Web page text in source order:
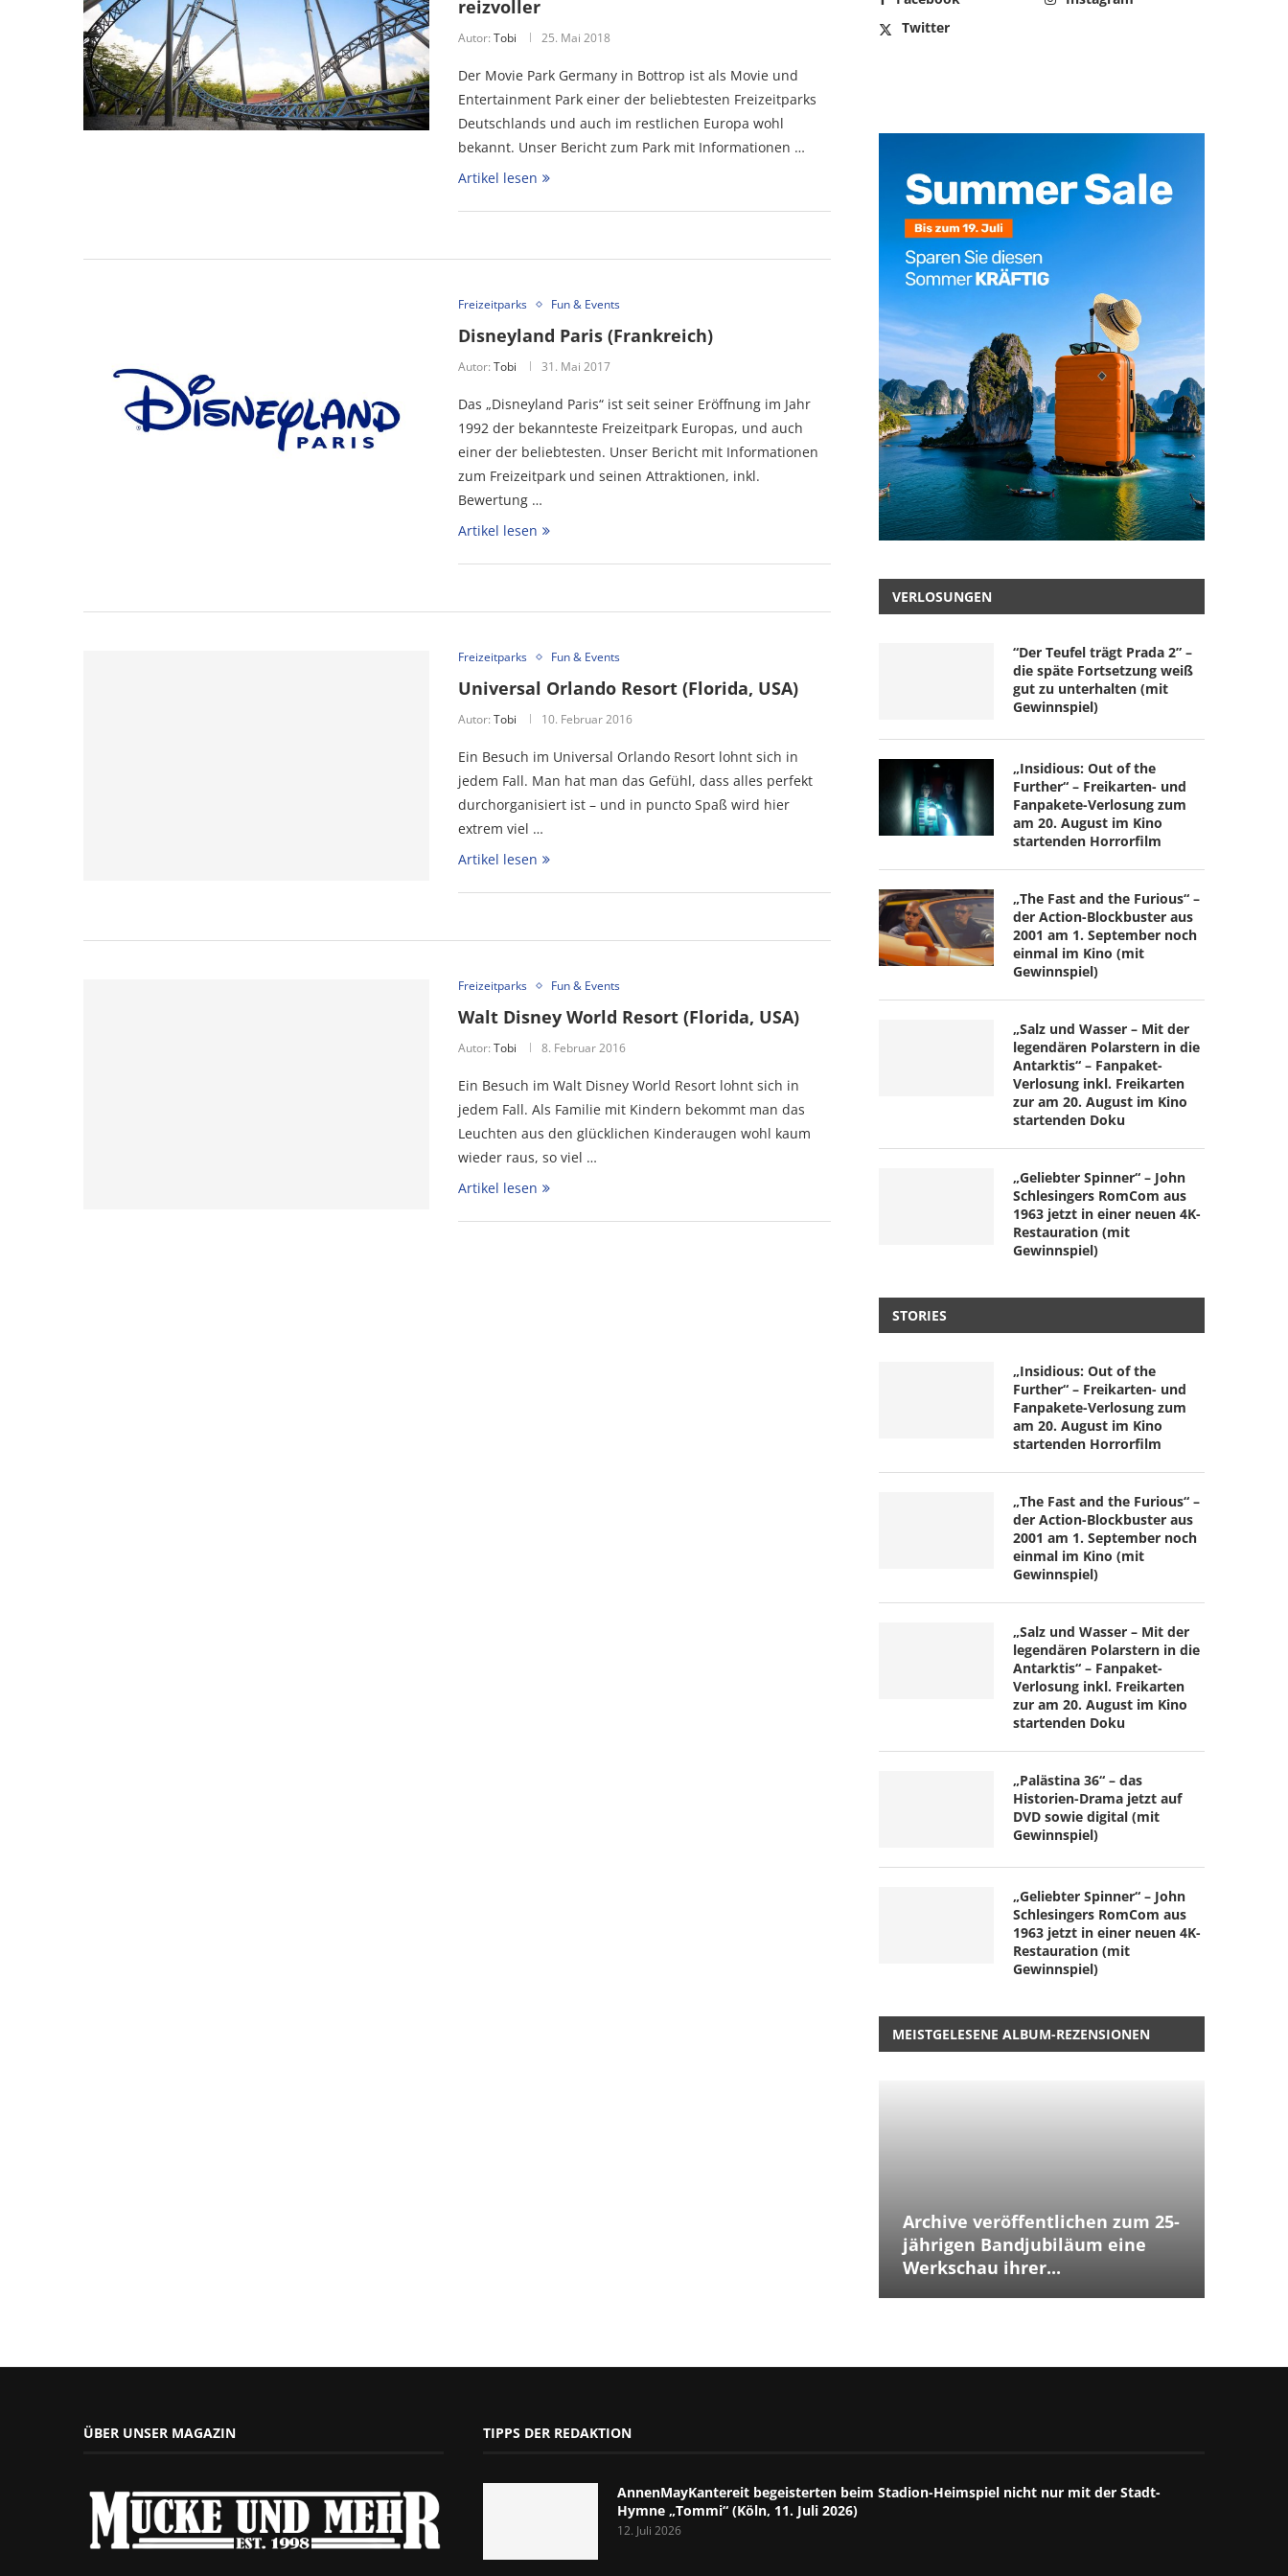
reizvoller
Autor: Tobi 25. Mai 2018
Der Movie Park Germany in Bottrop ist als Movie und
Entertainment Park einer der beliebtesten Freizeitparks
Deutschlands und auch im restlichen Europa wohl
bekannt. Unser Bericht zum Park mit Informationen …
Artikel lesen
Freizeitparks Fun & Events
Disneyland Paris (Frankreich)
Autor: Tobi 31. Mai 2017
Das „Disneyland Paris“ ist seit seiner Eröffnung im Jahr
1992 der bekannteste Freizeitpark Europas, und auch
einer der beliebtesten. Unser Bericht mit Informationen
zum Freizeitpark und seinen Attraktionen, inkl.
Bewertung …
Artikel lesen
Freizeitparks Fun & Events
Universal Orlando Resort (Florida, USA)
Autor: Tobi 10. Februar 2016
Ein Besuch im Universal Orlando Resort lohnt sich in
jedem Fall. Man hat man das Gefühl, dass alles perfekt
durchorganisiert ist – und in puncto Spaß wird hier
extrem viel …
Artikel lesen
Freizeitparks Fun & Events
Walt Disney World Resort (Florida, USA)
Autor: Tobi 8. Februar 2016
Ein Besuch im Walt Disney World Resort lohnt sich in
jedem Fall. Als Familie mit Kindern bekommt man das
Leuchten aus den glücklichen Kinderaugen wohl kaum
wieder raus, so viel …
Artikel lesen
Twitter
VERLOSUNGEN
“Der Teufel trägt Prada 2” –
die späte Fortsetzung weiß
gut zu unterhalten (mit
Gewinnspiel)
„Insidious: Out of the
Further“ – Freikarten- und
Fanpakete-Verlosung zum
am 20. August im Kino
startenden Horrorfilm
„The Fast and the Furious“ –
der Action-Blockbuster aus
2001 am 1. September noch
einmal im Kino (mit
Gewinnspiel)
„Salz und Wasser – Mit der
legendären Polarstern in die
Antarktis“ – Fanpaket-
Verlosung inkl. Freikarten
zur am 20. August im Kino
startenden Doku
„Geliebter Spinner“ – John
Schlesingers RomCom aus
1963 jetzt in einer neuen 4K-
Restauration (mit
Gewinnspiel)
STORIES
„Insidious: Out of the
Further“ – Freikarten- und
Fanpakete-Verlosung zum
am 20. August im Kino
startenden Horrorfilm
„The Fast and the Furious“ –
der Action-Blockbuster aus
2001 am 1. September noch
einmal im Kino (mit
Gewinnspiel)
„Salz und Wasser – Mit der
legendären Polarstern in die
Antarktis“ – Fanpaket-
Verlosung inkl. Freikarten
zur am 20. August im Kino
startenden Doku
„Palästina 36“ – das
Historien-Drama jetzt auf
DVD sowie digital (mit
Gewinnspiel)
„Geliebter Spinner“ – John
Schlesingers RomCom aus
1963 jetzt in einer neuen 4K-
Restauration (mit
Gewinnspiel)
MEISTGELESENE ALBUM-REZENSIONEN
Archive veröffentlichen zum 25-
jährigen Bandjubiläum eine
Werkschau ihrer...
ÜBER UNSER MAGAZIN TIPPS DER REDAKTION
AnnenMayKantereit begeisterten beim Stadion-Heimspiel nicht nur mit der Stadt-
Hymne „Tommi“ (Köln, 11. Juli 2026)
12. Juli 2026